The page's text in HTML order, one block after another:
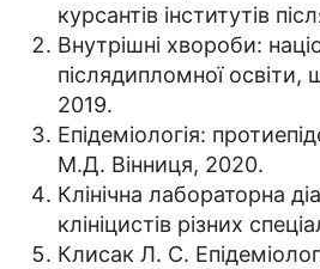
курсантів інститутів
Внутрішні хвороби:
післядипломної освіти,
2019.
Епідеміологія:
М.Д. Вінниця, 2020.
Клінічна лабораторна
клініцистів різних
Клисак Л. С.